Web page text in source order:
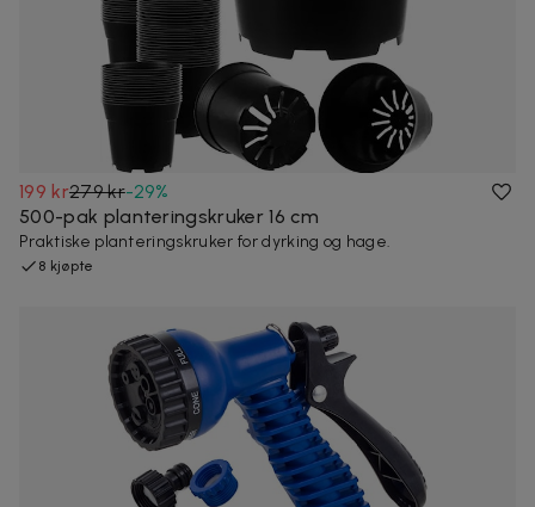
199 kr279 kr-29%
500-pak planteringskruker 16 cm
Praktiske planteringskruker for dyrking og hage.
8 kjøpte